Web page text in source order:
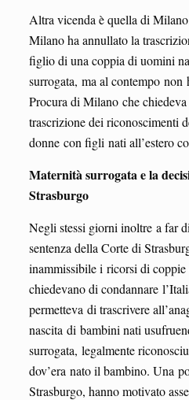
Altra vicenda è quella di
Milano ha annullato la
figlio di una coppia di uomini
surrogata, ma al contempo
Procura di Milano che
trascrizione dei riconoscimenti
donne con figli nati all’estero
Maternità surrogata e la
Strasburgo
Negli stessi giorni inoltre a far
sentenza della Corte di
inammissibile i ricorsi di
chiedevano di condannare
permetteva di trascrivere
nascita di bambini nati
surrogata, legalmente
dov’era nato il bambino. Una
Strasburgo, hanno motivato